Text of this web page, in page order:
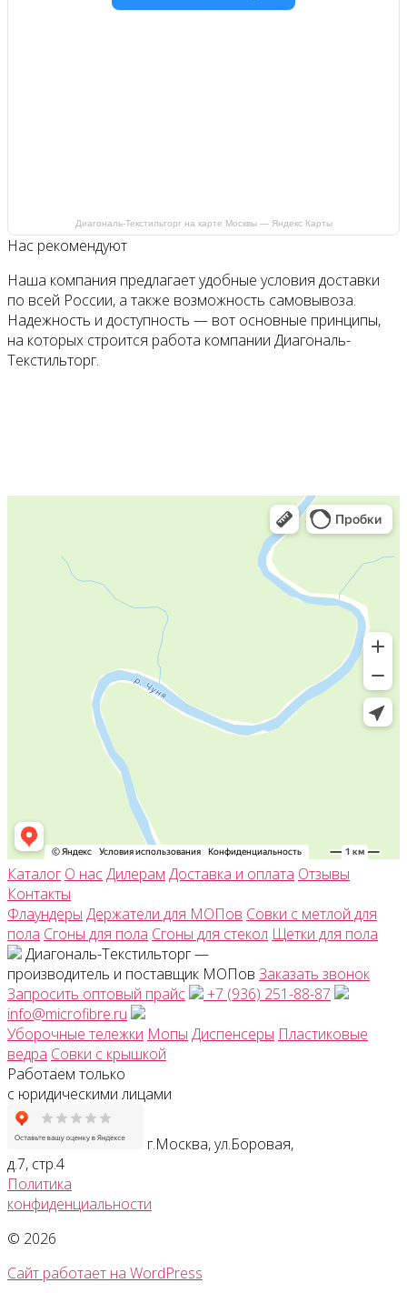
Диагональ-Текстильторг на карте Москвы — Яндекс Карты
Нас рекомендуют
Наша компания предлагает удобные условия доставки
по всей России, а также возможность самовывоза.
Надежность и доступность — вот основные принципы,
на которых строится работа компании Диагональ-
Текстильторг.
Каталог О насДилерам Доставка и оплата Отзывы
Контакты
Флаундеры Держатели для МОПов Совки с метлой для
пола Сгоны для пола Сгоны для стекол Щетки для пола
Диагональ-Текстильторг —
производитель и поставщик МОПов Заказать звонок
Запросить оптовый прайс
+7 (936) 251-88-87
info@microfibre.ru
Уборочные тележки Мопы Диспенсеры Пластиковые
ведра Совки с крышкой
Работаем только
с юридическими лицами
г.Москва, ул.Боровая,
д.7, стр.4
Политика
конфиденциальности
© 2026
Сайт работает на WordPress